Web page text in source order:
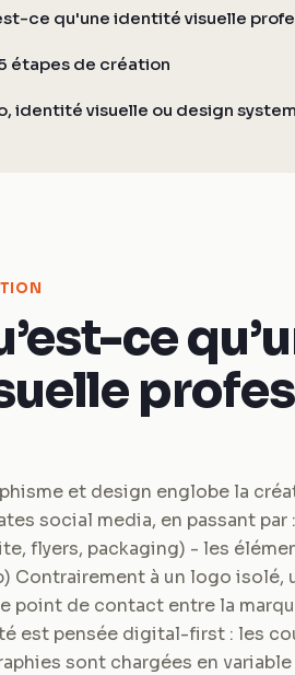
ce qu'une identité visuelle
étapes de création
identité visuelle ou design
ce
et design englobe la
social media, en passant
flyers, packaging) - les
Contrairement à un logo
point de contact entre la
est pensée digital-first : les
sont chargées en